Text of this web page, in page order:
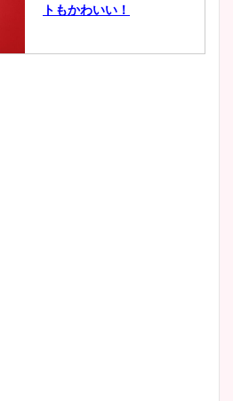
トもかわいい！